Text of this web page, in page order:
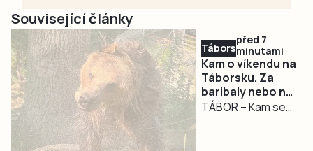
Související články
Táborsko
před 7
minutami
Kam o víkendu na
Táborsku. Za
baribaly nebo na
Chotovinské
TÁBOR – Kam se